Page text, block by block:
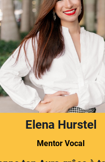
Elena Hurstel
Mentor Vocal